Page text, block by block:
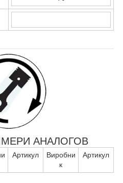
АНАЛОГОВ
Артикул
Виробни
к
Артикул